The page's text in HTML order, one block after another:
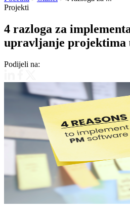
Projekti
4 razloga za
upravljanje projektima
Podijeli na: